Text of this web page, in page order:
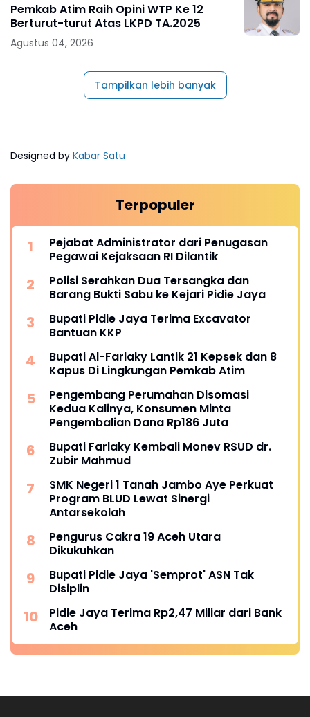
Pemkab Atim Raih Opini WTP Ke 12
Berturut-turut Atas LKPD TA.2025
Agustus 04, 2026
Tampilkan lebih banyak
Designed by Kabar Satu
Terpopuler
Pejabat Administrator dari Penugasan
Pegawai Kejaksaan RI Dilantik
Polisi Serahkan Dua Tersangka dan
Barang Bukti Sabu ke Kejari Pidie Jaya
Bupati Pidie Jaya Terima Excavator
Bantuan KKP
Bupati Al-Farlaky Lantik 21 Kepsek dan 8
Kapus Di Lingkungan Pemkab Atim
Pengembang Perumahan Disomasi
Kedua Kalinya, Konsumen Minta
Pengembalian Dana Rp186 Juta
Bupati Farlaky Kembali Monev RSUD dr.
Zubir Mahmud
SMK Negeri 1 Tanah Jambo Aye Perkuat
Program BLUD Lewat Sinergi
Antarsekolah
Pengurus Cakra 19 Aceh Utara
Dikukuhkan
Bupati Pidie Jaya 'Semprot' ASN Tak
Disiplin
Pidie Jaya Terima Rp2,47 Miliar dari Bank
Aceh